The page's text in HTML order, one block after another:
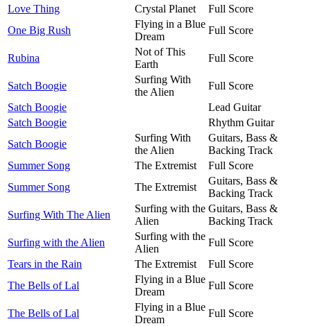
Love Thing
Crystal Planet
Full Score
One Big Rush
Flying in a Blue
Dream
Full Score
Rubina
Not of This
Earth
Full Score
Satch Boogie
Surfing With
the Alien
Full Score
Satch Boogie
Lead Guitar
Satch Boogie
Rhythm Guitar
Satch Boogie
Surfing With
the Alien
Guitars, Bass &
Backing Track
Summer Song
The Extremist
Full Score
Summer Song
The Extremist
Guitars, Bass &
Backing Track
Surfing With The Alien
Surfing with the
Alien
Guitars, Bass &
Backing Track
Surfing with the Alien
Surfing with the
Alien
Full Score
Tears in the Rain
The Extremist
Full Score
The Bells of Lal
Flying in a Blue
Dream
Full Score
The Bells of Lal
Flying in a Blue
Dream
Full Score